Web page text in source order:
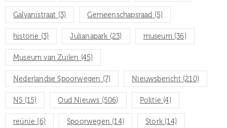
Galvanistraat (3) Gemeenschapsraad (5)
historie (3) Julianapark (23) museum(36)
Museum van Zuilen (45)
Nederlandse Spoorwegen (7) Nieuwsbericht(210)
NS (15) Oud Nieuws (506) Politie (4)
reünie (6) Spoorwegen (14) Stork (14)